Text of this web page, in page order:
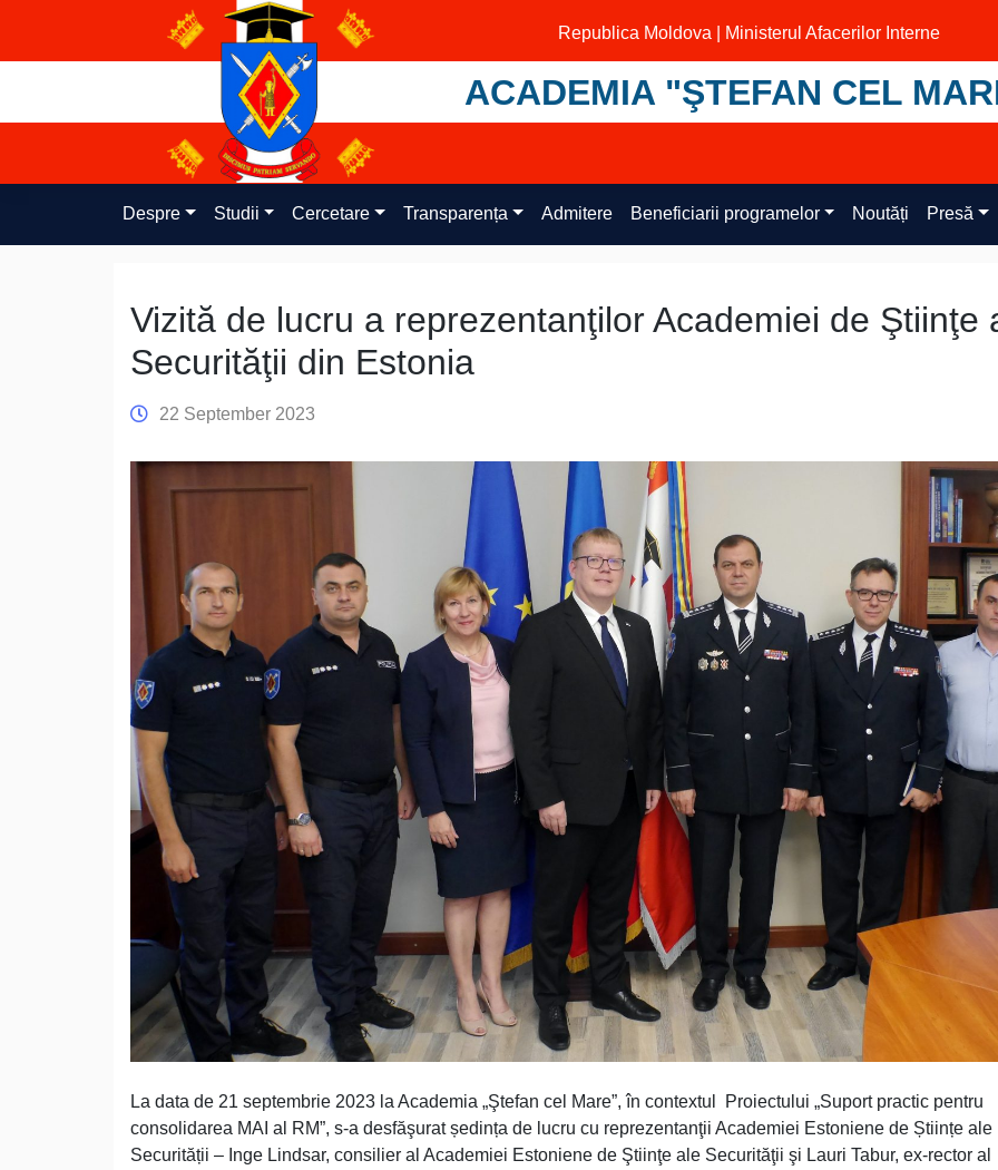
content
Republica Moldova | Ministerul Afacerilor Interne
ACADEMIA "ŞTEFAN CEL
Despre Studii Cercetare Transparența Admitere Beneficiarii programelor Noutăți Presă
Vizită de lucru a reprezentanţilor Academiei de Ştiinţe
Securităţii din Estonia
22 September 2023
La data de 21 septembrie 2023 la Academia „Ştefan cel Mare”, în contextul Proiectului „Suport practic pentru
consolidarea MAI al RM”, s-a desfăşurat ședința de lucru cu reprezentanţii Academiei Estoniene de Științe ale
Securității – Inge Lindsar, consilier al Academiei Estoniene de Ştiinţe ale Securităţii şi Lauri Tabur, ex-rector al